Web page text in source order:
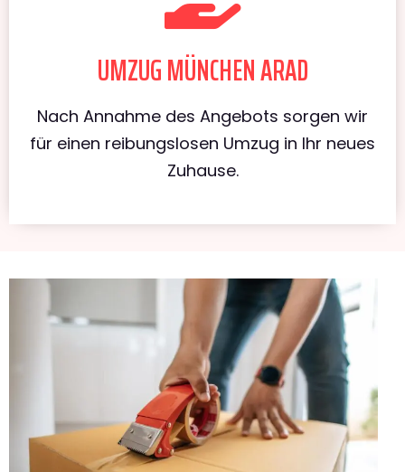
UMZUG MÜNCHEN ARAD
Nach Annahme des Angebots sorgen wir
für einen reibungslosen Umzug in Ihr neues
Zuhause.